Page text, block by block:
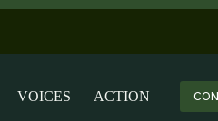
VOICES ACTION